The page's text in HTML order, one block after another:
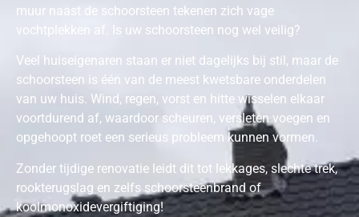
muur naast de schoorsteen tekenen zich vage
vochtplekken af. Is uw schoorsteen nog wel veilig?
Veel huiseigenaren staan er niet dagelijks bij stil, maar de
schoorsteen is één van de meest kwetsbare onderdelen
van uw huis. Wind, regen, vorst en hitte wisselen elkaar
voortdurend af, waardoor scheuren, versleten voegen en
opgehoopt roet een serieus probleem kunnen vormen.
Zonder tijdige renovatie leidt dit tot lekkages, slechte trek,
rookterugslag en zelfs schoorsteenbrand of
koolmonoxidevergiftiging!